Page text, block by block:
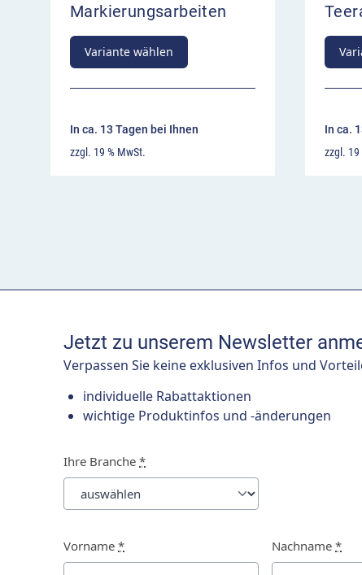
Markierungsarbeiten
Variante wählen
In ca. 13 Tagen bei Ihnen
zzgl. 19 % MwSt.
In ca.
zzgl. 19
Jetzt zu unserem Newsletter
Verpassen Sie keine exklusiven Infos und
individuelle Rabattaktionen
wichtige Produktinfos und -änderungen
Ihre Branche *
Vorname * Nachname *